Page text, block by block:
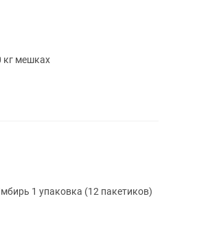
кг мешках
Карак чай из Саудовской Аравии Есть 2 вкуса: Кардамон и Имбирь 1 упаковка (12 пакетиков)